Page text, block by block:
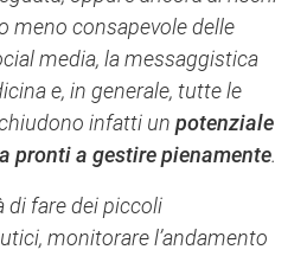
meno consapevole delle
media, la messaggistica
e, in generale, tutte le
infatti un potenziale
pronti a gestire pienamente.
di fare dei piccoli
monitorare l’andamento